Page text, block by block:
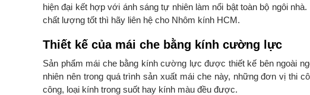
hiện đại kết hợp với ánh sáng tự nhiên làm nổi bật toàn bộ ngôi
chất lượng tốt thì hãy liên hệ cho Nhôm kính HCM.
Thiết kế của mái che bằng kính cường lực
Sản phẩm mái che bằng kính cường lực được thiết kế bên ngoài
nhiên nên trong quá trình sản xuất mái che này, những đơn vị thi
công, loại kính trong suốt hay kính màu đều được.